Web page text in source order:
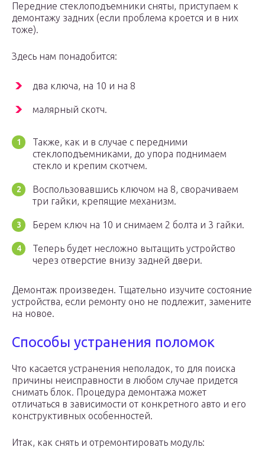
Передние стеклоподъемники сняты, приступаем к
демонтажу задних (если проблема кроется и в них
тоже).
Здесь нам понадобится:
два ключа, на 10 и на 8
малярный скотч.
Также, как и в случае с передними
стеклоподъемниками, до упора поднимаем
стекло и крепим скотчем.
Воспользовавшись ключом на 8, сворачиваем
три гайки, крепящие механизм.
Берем ключ на 10 и снимаем 2 болта и 3 гайки.
Теперь будет несложно вытащить устройство
через отверстие внизу задней двери.
Демонтаж произведен. Тщательно изучите состояние
устройства, если ремонту оно не подлежит, замените
на новое.
Способы устранения поломок
Что касается устранения неполадок, то для поиска
причины неисправности в любом случае придется
снимать блок. Процедура демонтажа может
отличаться в зависимости от конкретного авто и его
конструктивных особенностей.
Итак, как снять и отремонтировать модуль: